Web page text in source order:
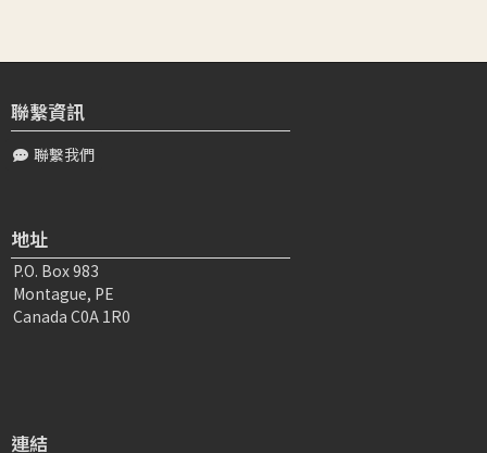
聯繫資訊
聯繫我們
地址
P.O. Box 983
Montague, PE
Canada C0A 1R0
連結